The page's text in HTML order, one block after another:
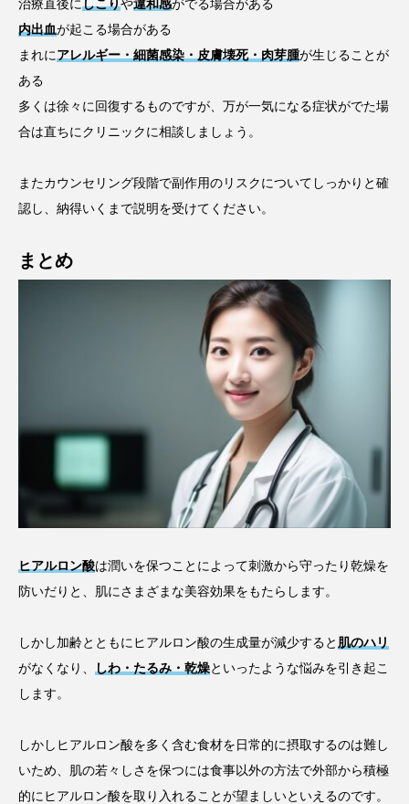
治療直後にしこりや違和感がでる場合がある
内出血が起こる場合がある
まれに アレルギー・細菌感染・皮膚壊死・肉芽腫が生じることが
ある
多くは徐々に回復するものですが、万が一気になる症状がでた場
合は直ちにクリニックに相談しましょう。
またカウンセリング段階で副作用のリスクについてしっかりと確
認し、納得いくまで説明を受けてください。
まとめ
ヒアルロン酸は潤いを保つことによって刺激から守ったり乾燥を
防いだりと、肌にさまざまな美容効果をもたらします。
しかし加齢とともにヒアルロン酸の生成量が減少すると 肌のハリ
がなくなり、
しわ・たるみ・乾燥といったような悩みを引き起こ
します。
しかしヒアルロン酸を多く含む食材を日常的に摂取するのは難し
いため、肌の若々しさを保つには食事以外の方法で外部から積極
的にヒアルロン酸を取り入れることが望ましいといえるのです。